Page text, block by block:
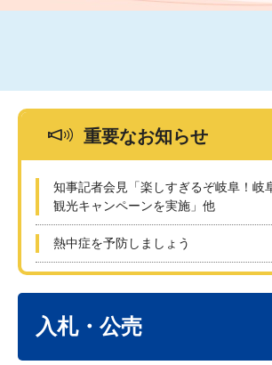
重要なお知らせ
知事記者会見「楽しすぎるぞ岐阜！岐
観光キャンペーンを実施」他
熱中症を予防しましょう
入札・公売